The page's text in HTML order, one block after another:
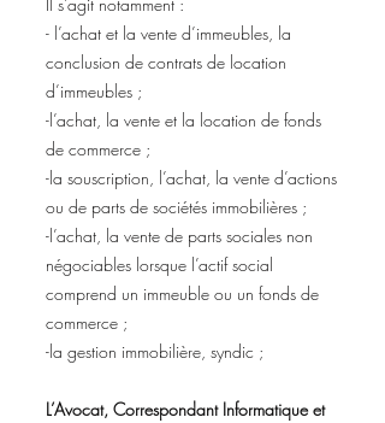
- l’achat et la vente d’immeubles, la
conclusion de contrats de location
d’immeubles ;
-l’achat, la vente et la location de fonds
de commerce ;
-la souscription, l’achat, la vente d’actions
ou de parts de sociétés immobilières ;
-l’achat, la vente de parts sociales non
négociables lorsque l’actif social
comprend un immeuble ou un fonds de
commerce ;
-la gestion immobilière, syndic ;
L’Avocat, Correspondant Informatique et